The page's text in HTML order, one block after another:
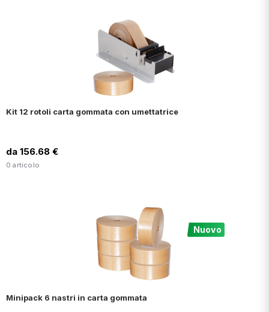
Kit 12 rotoli carta gommata con umettatrice
da 156.68 €
0 articolo
Nuovo
Minipack 6 nastri in carta gommata